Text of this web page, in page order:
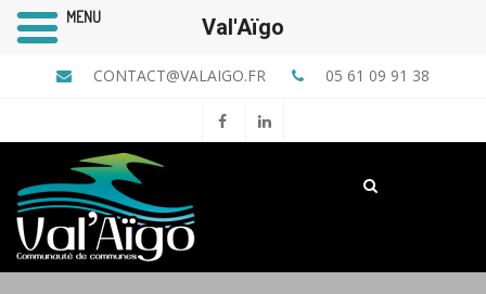
CONTACT@VALAIGO.FR 05 61 09 91 38
MENU Val'Aïgo